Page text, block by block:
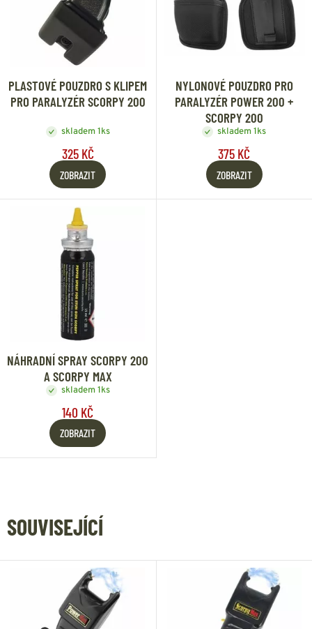
PLASTOVÉ POUZDRO S KLIPEM
PRO PARALYZÉR SCORPY 200
skladem 1ks
325 KČ
ZOBRAZIT
NYLONOVÉ POUZDRO PRO
PARALYZÉR POWER 200 +
SCORPY 200
skladem 1ks
375 KČ
ZOBRAZIT
NÁHRADNÍ SPRAY SCORPY 200
A SCORPY MAX
skladem 1ks
140 KČ
ZOBRAZIT
SOUVISEJÍCÍ